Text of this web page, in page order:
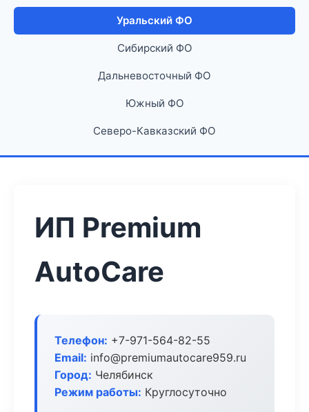
Уральский ФО
Сибирский ФО
Дальневосточный ФО
Южный ФО
Северо-Кавказский ФО
ИП Premium
AutoCare
Телефон: +7-971-564-82-55
Email: info@premiumautocare959.ru
Город: Челябинск
Режим работы: Круглосуточно